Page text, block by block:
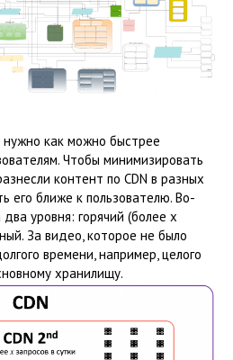
нужно как можно быстрее
Чтобы минимизировать
контент по CDN в разных
его ближе к пользователю. Во-
уровня: горячий (более x
За видео, которое не было
времени, например, целого
хранилищу.